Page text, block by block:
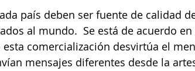
país deben ser fuente de calidad
al mundo.  Se está de acuerdo
comercialización desvirtúa el
mensajes diferentes desde la